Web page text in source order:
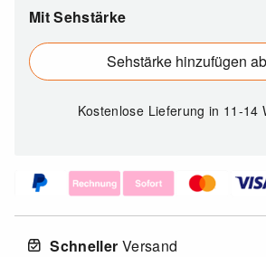
Mit Sehstärke
Sehstärke hinzufügen
Kostenlose Lieferungin 11-14
Schneller Versand